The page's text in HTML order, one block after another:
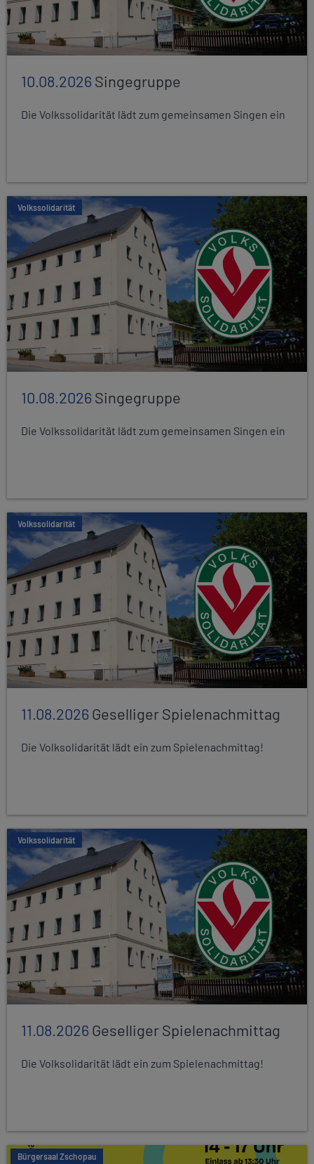
10.08.2026Singegruppe
Die Volkssolidarität lädt zum gemeinsamen Singen ein
Volkssolidarität
10.08.2026Singegruppe
Die Volkssolidarität lädt zum gemeinsamen Singen ein
Volkssolidarität
11.08.2026Geselliger Spielenachmittag
Die Volksolidarität lädt ein zum Spielenachmittag!
Volkssolidarität
11.08.2026Geselliger Spielenachmittag
Die Volksolidarität lädt ein zum Spielenachmittag!
Bürgersaal Zschopau